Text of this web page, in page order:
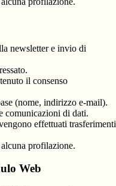
newsletter e invio di
il consenso
(nome, indirizzo e-mail).
comunicazioni di dati.
effettuati trasferimenti
profilazione.
Web